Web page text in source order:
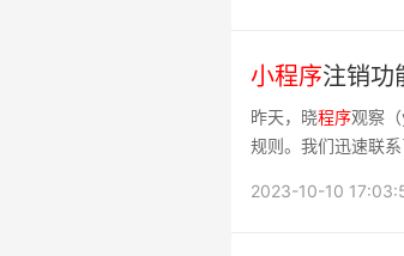
小程序注销功
昨天，晓程序观察
规则。我们迅速联
2023-10-10